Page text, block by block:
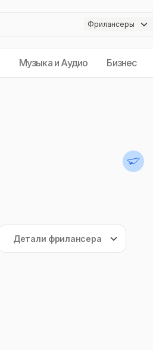
Музыка и Аудио Бизнес